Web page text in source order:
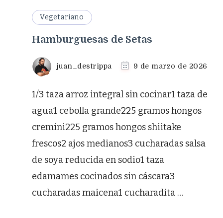
Vegetariano
Hamburguesas de Setas
juan_destrippa 9 de marzo de 2026
1/3 taza arroz integral sin cocinar1 taza de
agua1 cebolla grande225 gramos hongos
cremini225 gramos hongos shiitake
frescos2 ajos medianos3 cucharadas salsa
de soya reducida en sodio1 taza
edamames cocinados sin cáscara3
cucharadas maicena1 cucharadita …